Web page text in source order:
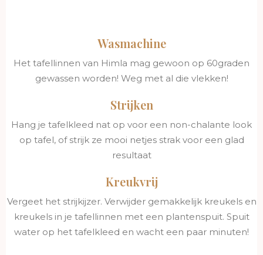
Wasmachine
Het tafellinnen van Himla mag gewoon op 60graden
gewassen worden! Weg met al die vlekken!
Strijken
Hang je tafelkleed nat op voor een non-chalante look
op tafel, of strijk ze mooi netjes strak voor een glad
resultaat
Kreukvrij
Vergeet het strijkijzer. Verwijder gemakkelijk kreukels en
kreukels in je tafellinnen met een plantenspuit. Spuit
water op het tafelkleed en wacht een paar minuten!